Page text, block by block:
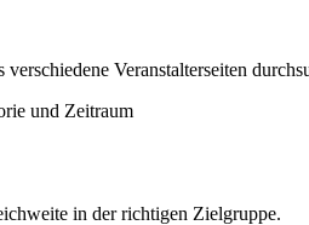
Veranstalterseiten
und Zeitraum
in der richtigen Zielgruppe.